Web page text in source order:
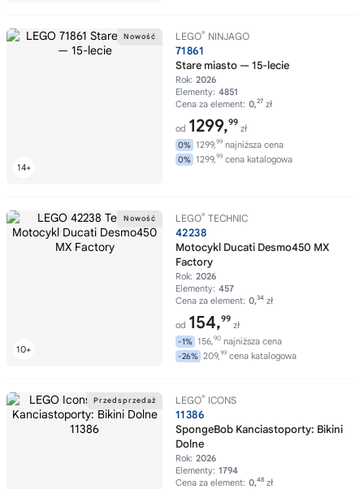
LEGO® NINJAGO
71861
Stare miasto — 15-lecie
Rok: 2026
Elementy: 4851
Cena za element: 0,27 zł
od 1299,99
zł
0% 1299,99 najniższa cena
0% 1299,99 cena katalogowa
LEGO® TECHNIC
42238
Motocykl Ducati Desmo450 MX
Factory
Rok: 2026
Elementy: 457
Cena za element: 0,34 zł
od 154,99
zł
-1% 156,90 najniższa cena
-26% 209,99 cena katalogowa
LEGO® ICONS
11386
SpongeBob Kanciastoporty: Bikini
Dolne
Rok: 2026
Elementy: 1794
Cena za element: 0,48 zł